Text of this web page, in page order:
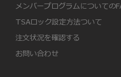
メンバープログラムについての
TSAロック設定方法ついて
注文状況を確認する
お問い合わせ